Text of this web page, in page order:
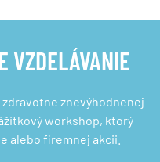
VZDELÁVANIE
znevýhodnenej
workshop, ktorý
alebo firemnej akcii.